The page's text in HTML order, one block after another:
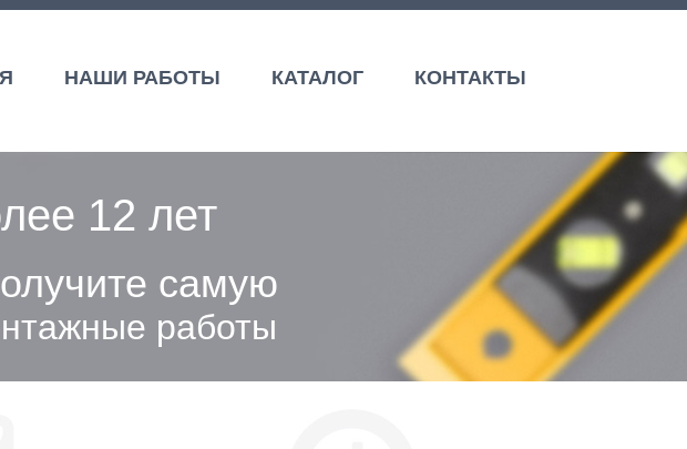
НАШИ РАБОТЫ КАТАЛОГ КОНТАКТЫ
12 лет
самую
работы